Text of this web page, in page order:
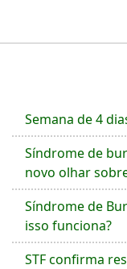
Semana de 4
Síndrome de
novo olhar
Síndrome de
isso funciona?
STF confirma